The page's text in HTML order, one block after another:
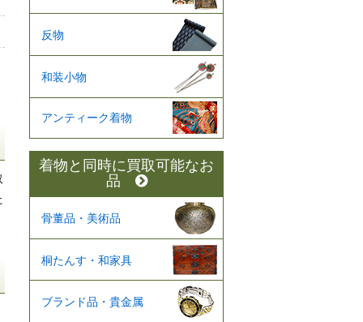
反物
和装小物
アンティーク着物
着物と同時に買取可能なお
品
骨董品・美術品
桐たんす・和家具
ブランド品・貴金属